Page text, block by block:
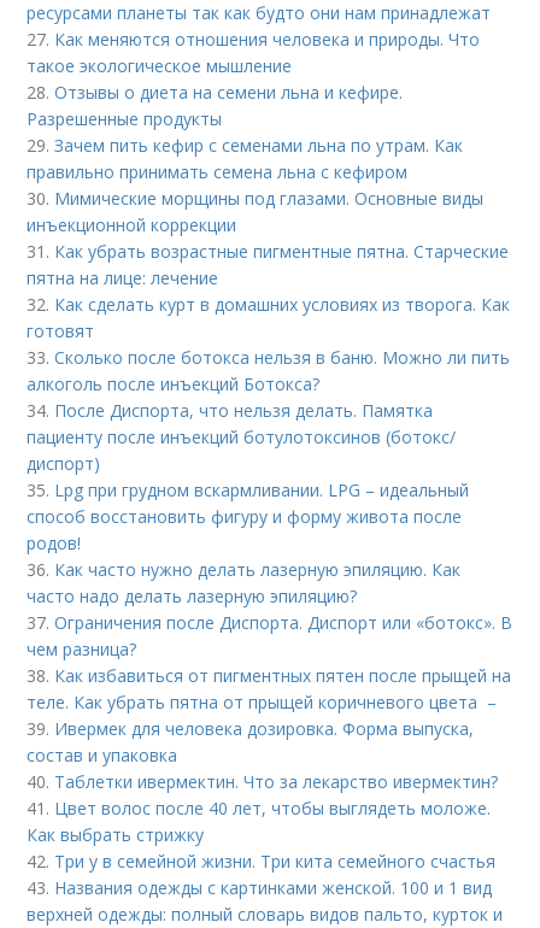
ресурсами планеты так как будто они нам принадлежат
27. Как меняются отношения человека и природы. Что
такое экологическое мышление
28.Отзывы о диета на семени льна и кефире.
Разрешенные продукты
29.Зачем пить кефир с семенами льна по утрам. Как
правильно принимать семена льна с кефиром
30. Мимические морщины под глазами. Основные виды
инъекционной коррекции
31. Как убрать возрастные пигментные пятна. Старческие
пятна на лице: лечение
32. Как сделать курт в домашних условиях из творога. Как
готовят
33.Сколько после ботокса нельзя в баню. Можно ли пить
алкоголь после инъекций Ботокса?
34. После Диспорта, что нельзя делать. Памятка
пациенту после инъекций ботулотоксинов (ботокс/
диспорт)
35. Lpg при грудном вскармливании. LPG – идеальный
способ восстановить фигуру и форму живота после
родов!
36. Как часто нужно делать лазерную эпиляцию. Как
часто надо делать лазерную эпиляцию?
37.Ограничения после Диспорта. Диспорт или «ботокс». В
чем разница?
38. Как избавиться от пигментных пятен после прыщей на
теле. Как убрать пятна от прыщей коричневого цвета –
39. Ивермек для человека дозировка. Форма выпуска,
состав и упаковка
40. Таблетки ивермектин. Что за лекарство ивермектин?
41. Цвет волос после 40 лет, чтобы выглядеть моложе.
Как выбрать стрижку
42. Три у в семейной жизни. Три кита семейного счастья
43. Названия одежды с картинками женской. 100 и 1 вид
верхней одежды: полный словарь видов пальто, курток и